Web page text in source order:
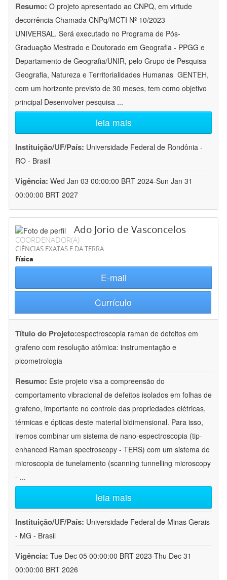
Resumo: O projeto apresentado ao CNPQ, em virtude
decorrência Chamada CNPq/MCTI Nº 10/2023 -
UNIVERSAL. Será executado no Programa de Pós-
Graduação Mestrado e Doutorado em Geografia - PPGG e
Departamento de Geografia/UNIR, pelo Grupo de Pesquisa
Geografia, Natureza e Territorialidades Humanas  GENTEH,
com um horizonte previsto de 30 meses, tem como objetivo
principal Desenvolver pesquisa ...
leia mais
Instituição/UF/País: Universidade Federal de Rondônia -
RO - Brasil
Vigência: Wed Jan 03 00:00:00 BRT 2024-Sun Jan 31
00:00:00 BRT 2027
Ado Jorio de Vasconcelos
COORDENADOR(A)
CIÊNCIAS EXATAS E DA TERRA
Física
E-mail
Currículo
Título do Projeto:espectroscopia raman de defeitos em
grafeno com resolução atômica: instrumentação e
picometrologia
Resumo: Este projeto visa a compreensão do
comportamento vibracional de defeitos isolados em folhas de
grafeno, importante no controle das propriedades elétricas,
térmicas e ópticas deste material bidimensional. Para isso,
iremos combinar um sistema de nano-espectroscopia (tip-
enhanced Raman spectroscopy - TERS) com um sistema de
microscopia de tunelamento (scanning tunnelling microscopy
- ...
leia mais
Instituição/UF/País: Universidade Federal de Minas Gerais
- MG - Brasil
Vigência: Tue Dec 05 00:00:00 BRT 2023-Thu Dec 31
00:00:00 BRT 2026